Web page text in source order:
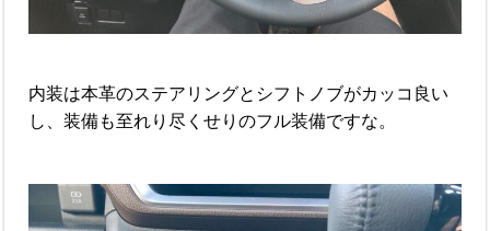
内装は本革のステアリングとシフトノブがカッコ良い
し、装備も至れり尽くせりのフル装備ですな。